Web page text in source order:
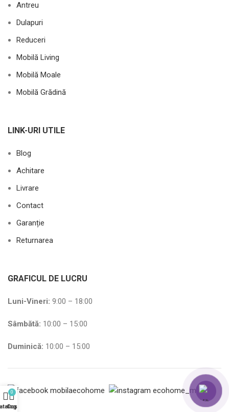
Antreu
Dulapuri
Reduceri
Mobilă Living
Mobilă Moale
Mobilă Grădină
LINK-URI UTILE
Blog
Achitare
Livrare
Contact
Garanție
Returnarea
GRAFICUL DE LUCRU
Luni-Vineri: 9:00 – 18:00
Sâmbătă: 10:00 – 15:00
Duminică: 10:00 – 15:00
0
Coș